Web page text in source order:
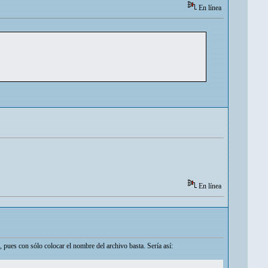
En línea
En línea
con sólo colocar el nombre del archivo basta. Sería así: